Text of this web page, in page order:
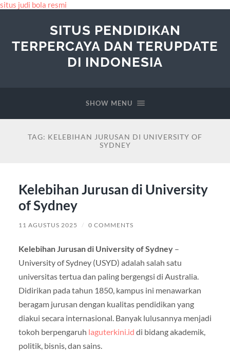
situs judi bola resmi
SITUS PENDIDIKAN
TERPERCAYA DAN TERUPDATE
DI INDONESIA
SHOW MENU
TAG: KELEBIHAN JURUSAN DI UNIVERSITY OF
SYDNEY
Kelebihan Jurusan di University
of Sydney
11 AGUSTUS 2025 / 0 COMMENTS
Kelebihan Jurusan di University of Sydney–
University of Sydney (USYD) adalah salah satu
universitas tertua dan paling bergengsi di Australia.
Didirikan pada tahun 1850, kampus ini menawarkan
beragam jurusan dengan kualitas pendidikan yang
diakui secara internasional. Banyak lulusannya menjadi
tokoh berpengaruh laguterkini.id di bidang akademik,
politik, bisnis, dan sains.